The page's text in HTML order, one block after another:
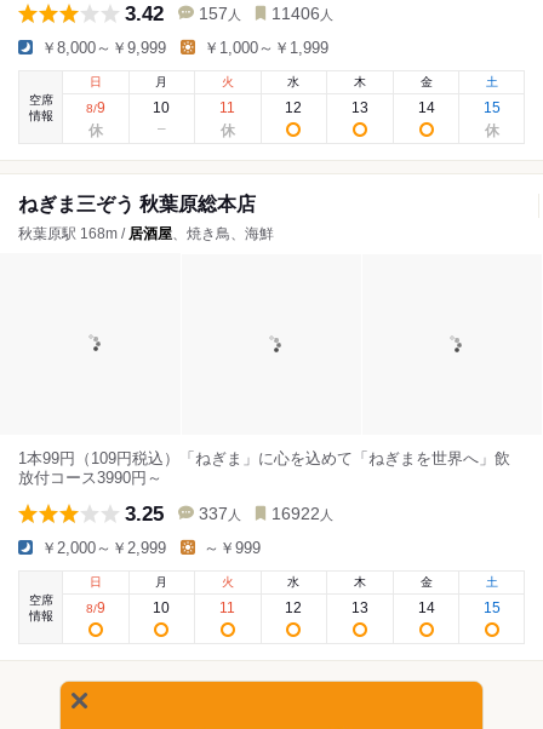
3.42 157 人 11406 人
￥8,000～￥9,999 ￥1,000～￥1,999
空席
情報
日
8/9
月
10
火
11
水
12
木
13
金
14
土
15
ねぎま三ぞう 秋葉原総本店
秋葉原駅 168m / 居酒屋、焼き鳥、海鮮
1本99円（109円税込）「ねぎま」に心を込めて「ねぎまを世界へ」飲
放付コース3990円～
3.25 337 人 16922 人
￥2,000～￥2,999 ～￥999
空席
情報
日
8/9
月
10
火
11
水
12
木
13
金
14
土
15